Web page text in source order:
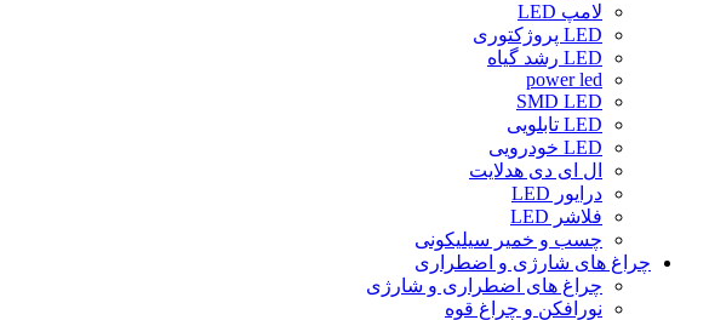
لامپ LED
LED پروژکتوری
LED رشد گیاه
power led
SMD LED
LED تابلویی
LED خودرویی
ال ای دی هدلایت
درایور LED
فلاشر LED
چسب و خمیر سیلیکونی
چراغ های شارژی و اضطراری
چراغ های اضطراری و شارژی
نورافکن و چراغ قوه